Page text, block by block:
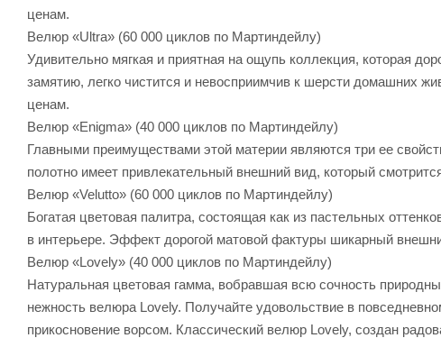
ценам.
Велюр «Ultra» (60 000 циклов по Мартиндейлу)
Удивительно мягкая и приятная на ощупь коллекция, которая
замятию, легко чистится и невосприимчив к шерсти домашних
ценам.
Велюр «Enigma» (40 000 циклов по Мартиндейлу)
Главными преимуществами этой материи являются три ее
полотно имеет привлекательный внешний вид, который
Велюр «Velutto» (60 000 циклов по Мартиндейлу)
Богатая цветовая палитра, состоящая как из пастельных
в интерьере. Эффект дорогой матовой фактуры шикарный
Велюр «Lovely» (40 000 циклов по Мартиндейлу)
Натуральная цветовая гамма, вобравшая всю сочность
нежность велюра Lovely. Получайте удовольствие в
прикосновение ворсом. Классический велюр Lovely, создан